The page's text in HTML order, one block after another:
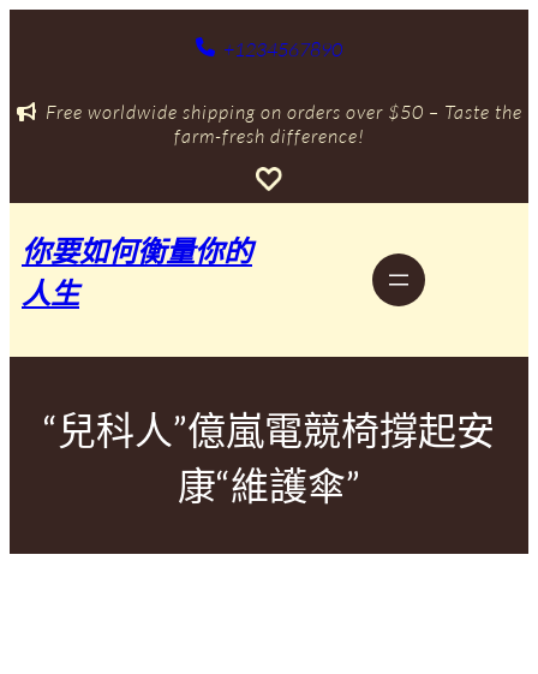
內
+1234567890
Free worldwide shipping on orders over $50 – Taste the
farm-fresh difference!
你要如何衡量你的
人生
“兒科人”億嵐電競椅撐起安
康“維護傘”